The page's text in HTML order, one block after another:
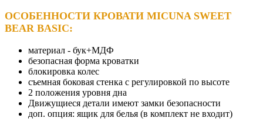
ОСОБЕННОСТИ КРОВАТИ MICUNA SWEET
BEAR BASIC:
материал - бук+МДФ
безопасная форма кроватки
блокировка колес
съемная боковая стенка с регулировкой по высоте
2 положения уровня дна
Движущиеся детали имеют замки безопасности
доп. опция: ящик для белья (в комплект не входит)